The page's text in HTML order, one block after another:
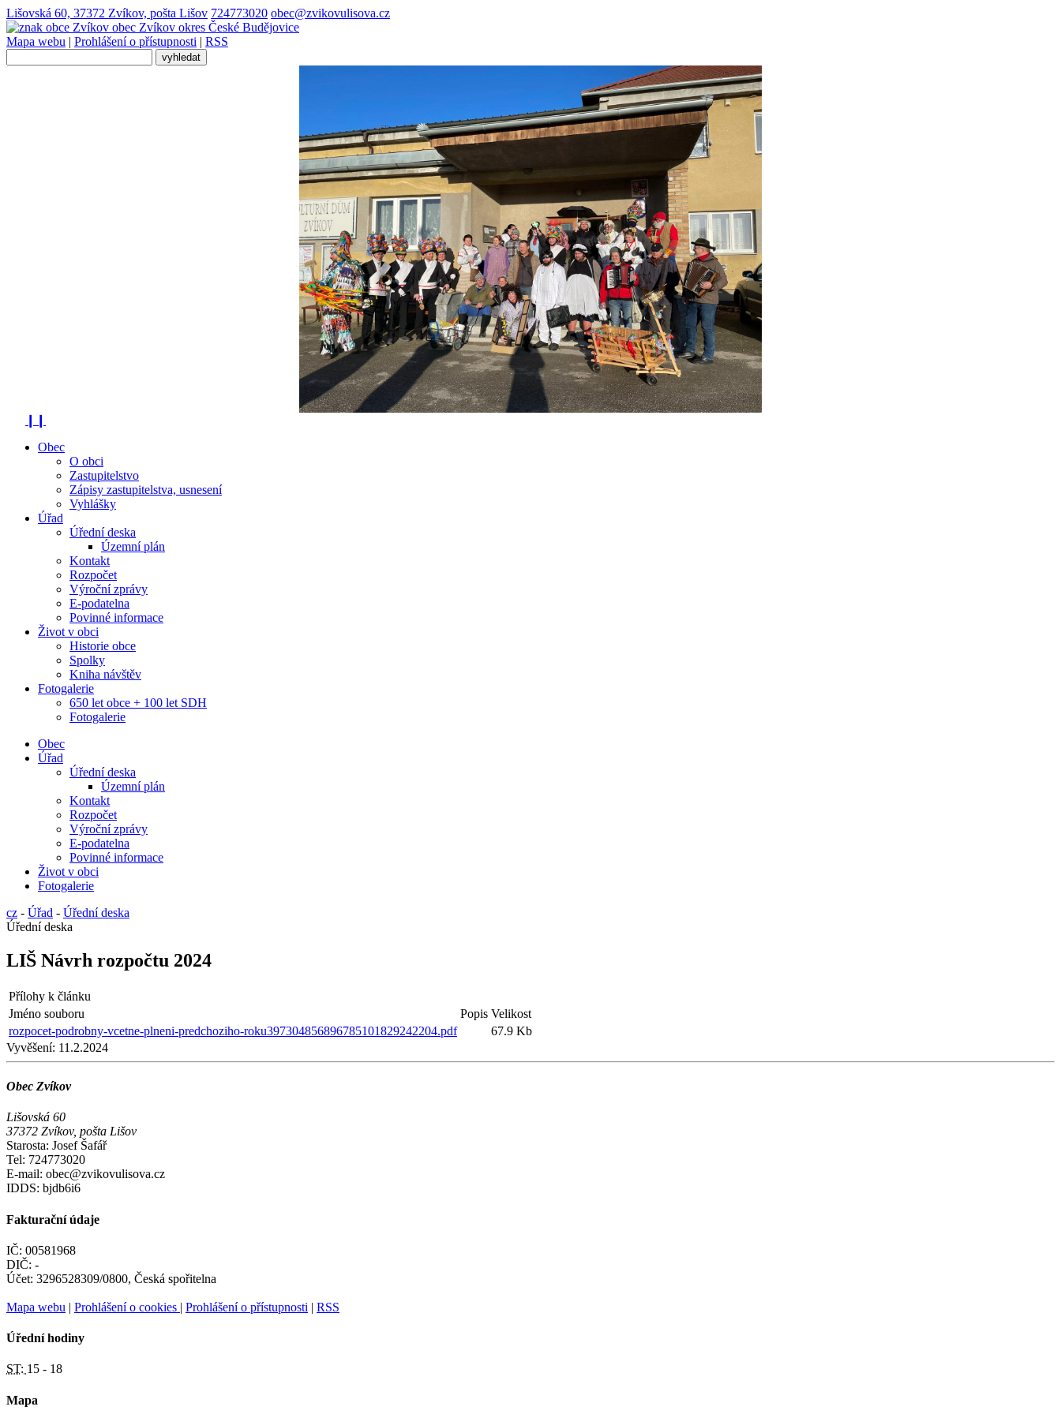
Lišovská 60, 37372 Zvíkov, pošta Lišov 724773020 obec@zvikovulisova.cz
obec Zvíkov okres České Budějovice
Mapa webu | Prohlášení o přístupnosti | RSS
Obec
O obci
Zastupitelstvo
Zápisy zastupitelstva, usnesení
Vyhlášky
Úřad
Úřední deska
Územní plán
Kontakt
Rozpočet
Výroční zprávy
E-podatelna
Povinné informace
Život v obci
Historie obce
Spolky
Kniha návštěv
Fotogalerie
650 let obce + 100 let SDH
Fotogalerie
Obec
Úřad
Úřední deska
Územní plán
Kontakt
Rozpočet
Výroční zprávy
E-podatelna
Povinné informace
Život v obci
Fotogalerie
cz - Úřad - Úřední deska
Úřední deska
LIŠ Návrh rozpočtu 2024
Přílohy k článku
Jméno souboru
Popis Velikost
rozpocet-podrobny-vcetne-plneni-predchoziho-roku397304856896785101829242204.pdf
67.9 Kb
Vyvěšení: 11.2.2024
Obec Zvíkov
Lišovská 60
37372 Zvíkov, pošta Lišov
Starosta: Josef Šafář
Tel: 724773020
E-mail: obec@zvikovulisova.cz
IDDS: bjdb6i6
Fakturační údaje
IČ: 00581968
DIČ: -
Účet: 3296528309/0800, Česká spořitelna
Mapa webu | Prohlášení o cookies | Prohlášení o přístupnosti | RSS
Úřední hodiny
ST: 15 - 18
Mapa